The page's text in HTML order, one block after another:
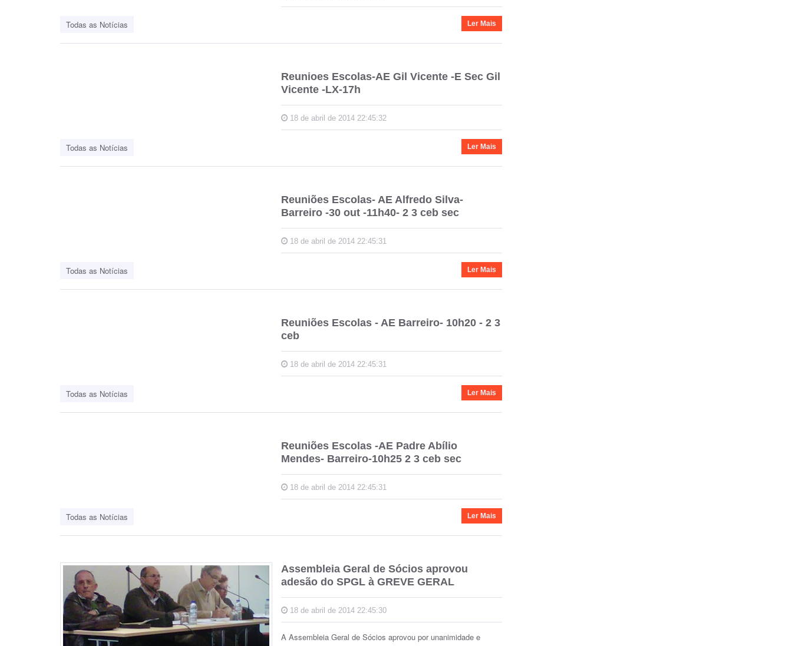
Todas as Notícias Ler Mais
Reunioes Escolas-AE Gil Vicente -E Sec Gil
Vicente -LX-17h
18 de abril de 2014 22:45:32
Todas as Notícias Ler Mais
Reuniões Escolas- AE Alfredo Silva-
Barreiro -30 out -11h40- 2 3 ceb sec
18 de abril de 2014 22:45:31
Todas as Notícias Ler Mais
Reuniões Escolas - AE Barreiro- 10h20 - 2 3
ceb
18 de abril de 2014 22:45:31
Todas as Notícias Ler Mais
Reuniões Escolas -AE Padre Abílio
Mendes- Barreiro-10h25 2 3 ceb sec
18 de abril de 2014 22:45:31
Todas as Notícias Ler Mais
Assembleia Geral de Sócios aprovou
adesão do SPGL à GREVE GERAL
18 de abril de 2014 22:45:30
A Assembleia Geral de Sócios aprovou por unanimidade e